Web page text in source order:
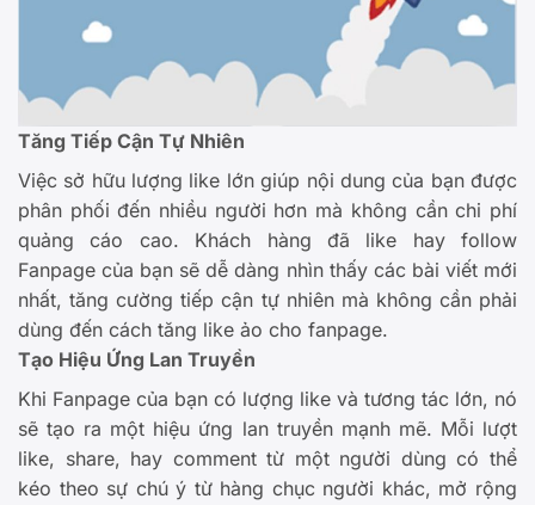
Tăng Tiếp Cận Tự Nhiên
Việc sở hữu lượng like lớn giúp nội dung của bạn được
phân phối đến nhiều người hơn mà không cần chi phí
quảng cáo cao. Khách hàng đã like hay follow
Fanpage của bạn sẽ dễ dàng nhìn thấy các bài viết mới
nhất, tăng cường tiếp cận tự nhiên mà không cần phải
dùng đến cách tăng like ảo cho fanpage.
Tạo Hiệu Ứng Lan Truyền
Khi Fanpage của bạn có lượng like và tương tác lớn, nó
sẽ tạo ra một hiệu ứng lan truyền mạnh mẽ. Mỗi lượt
like, share, hay comment từ một người dùng có thể
kéo theo sự chú ý từ hàng chục người khác, mở rộng